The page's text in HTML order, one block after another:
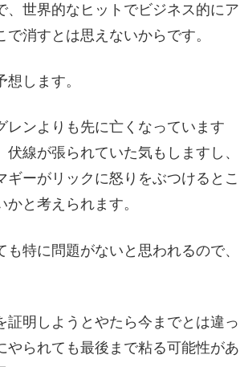
世界的なヒットでビジネス的にア
消すとは思えないからです。
します。
ンよりも先に亡くなっています
線が張られていた気もしますし、
ーがリックに怒りをぶつけるとこ
と考えられます。
特に問題がないと思われるので、
明しようとやたら今までとは違っ
られても最後まで粘る可能性があ